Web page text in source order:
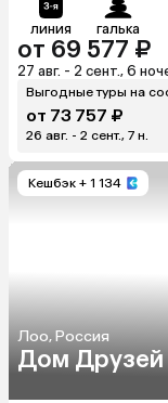
линия галька
от 69 577 ₽
27 авг. - 2 сент., 6
Выгодные туры на
от 73 757 ₽
26 авг. - 2 сент., 7 н.
Кешбэк + 1 134
Лоо, Россия
Дом Друзей